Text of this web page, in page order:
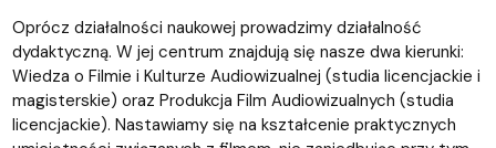
Oprócz działalności naukowej prowadzimy działalność
dydaktyczną. W jej centrum znajdują się nasze dwa kierunki:
Wiedza o Filmie i Kulturze Audiowizualnej (studia licencjackie i
magisterskie) oraz Produkcja Film Audiowizualnych (studia
licencjackie). Nastawiamy się na kształcenie praktycznych